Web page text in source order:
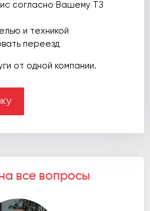
согласно Вашему ТЗ
и техникой
переезд
от одной компании.
все вопросы